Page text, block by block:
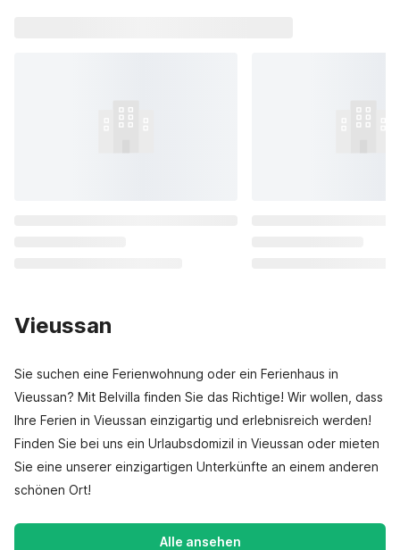
Vieussan
Sie suchen eine Ferienwohnung oder ein Ferienhaus in
Vieussan? Mit Belvilla finden Sie das Richtige! Wir wollen, dass
Ihre Ferien in Vieussan einzigartig und erlebnisreich werden!
Finden Sie bei uns ein Urlaubsdomizil in Vieussan oder mieten
Sie eine unserer einzigartigen Unterkünfte an einem anderen
schönen Ort!
Alle ansehen